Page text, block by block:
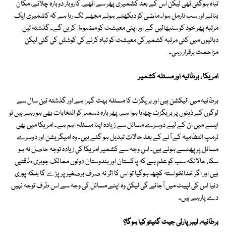
تباہ ہوگئی تھی لیکن اس کے بعد کشمیری پھر سے اٹھے، کاروبار دوبارہ چلائے، مکان
بنائے اور سب نارمل ہوا۔ ماضی کو دیکھتے ہوئے مجھے لگ رہا ہے کہ کشمیری ایک
مرتبہ پھر خود کو سنبھالیں گے اور اپنی معیشت کو مضبوط کریں گے۔ گذشتہ تین
دہائیوں میں کئی مرتبہ کشمیر کی معیشت کو تباہ کرنے کی کوشش کی گئی لیکن
مزاحمت برقرار رہی۔
امریکا ، برطانیہ اور مسئلہ کشمیر
برطانیہ میں الیکشن ہیں اور بریگزٹ کا مسئلہ بہت گہرا ہے اور گذشتہ تین سال سے
لوگوں کے ذہنوں پر بریگزٹ چھایا ہوا ہے، پھر بارہ دسمبر کو انتخابات بھی ہو رہے ہیں تو
ایسے میں ان کے لیے دوسرے مسائل سے زیادہ اپنا مسئلہ اہم ہے۔ امریکا میں بھی
ٹرمپ انتظامیہ کے آنے کے بعد حالات تبدیل ہو گئے ہیں۔ وہ امیگریشن اور دوسرے
مسائل پر پھنسے ہوئے ہیں۔ اس وجہ سے کشمیر امریکا کی زیادہ توجہ حاصل نہ ہو
سکا، حالانکہ سب کو علم ہے کہ پاکستان اور ہندوستان دونوں ممالک جوہری طاقتیں
ہیں اور اگر خدانخواستہ کچھ ہوگیا تو اس کا اثر نہ صرف برصغیر پر پڑے گا بلکہ پوری
دنیا اس کی لپیٹ میں آجائے گی لیکن وہ اپنے مسائل کی وجہ سے اس طرف توجہ نہیں
دے پارہے ہیں۔
برطانیہ، لیبرپارٹی جیت گئیتو کیا ہوگا؟